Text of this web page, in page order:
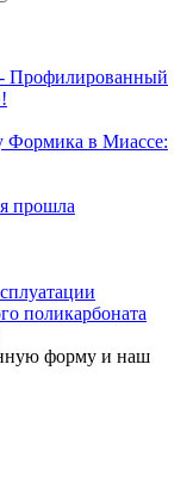
Профилированный
Формика в Миассе:
прошла
поликарбоната
форму и наш